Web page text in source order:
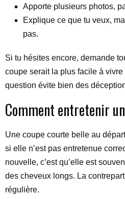
Apporte plusieurs photos,
Explique ce que tu veux,
pas.
Si tu hésites encore, demande
coupe serait la plus facile à
question évite bien des
Comment entretenir
Une coupe courte belle au
si elle n’est pas entretenue
nouvelle, c’est qu’elle est
des cheveux longs. La
régulière.